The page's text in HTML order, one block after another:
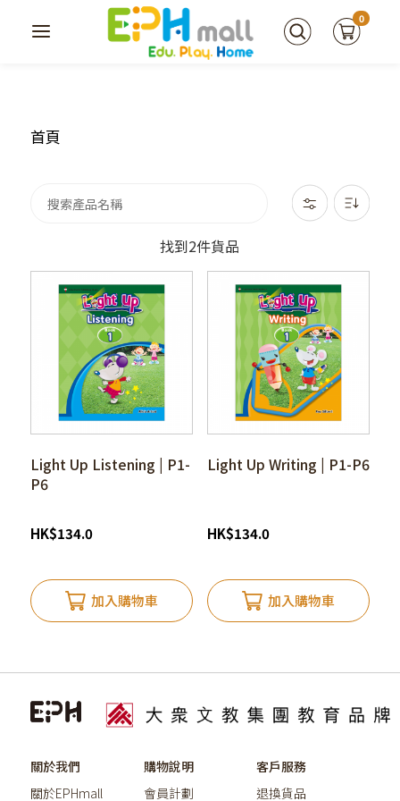
0
首頁
找到2件貨品
Light Up Listening | P1-
P6
HK$134.0
加入購物車
Light Up Writing | P1-P6
HK$134.0
加入購物車
關於我們
關於EPHmall
購物說明
會員計劃
客戶服務
退換貨品